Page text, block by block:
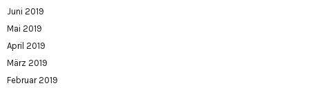
Juni 2019
Mai 2019
April 2019
März 2019
Februar 2019